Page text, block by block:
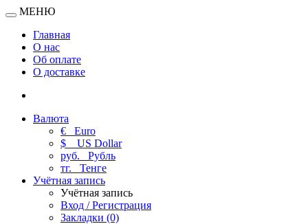
МЕНЮ
Главная
О нас
Об оплате
О доставке
Валюта
€ Euro
$
US Dollar
руб. Рубль
тг. Тенге
Учётная запись
Учётная запись
Вход / Регистрация
Закладки (0)